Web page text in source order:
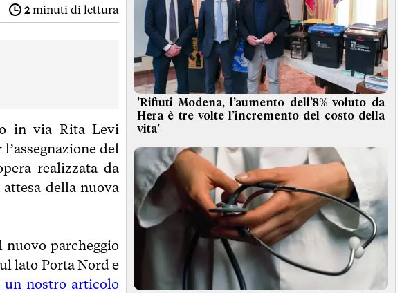
2minuti di lettura
in via Rita Levi
del
realizzata da
della nuova
parcheggio
lato Porta Nord e
un nostro articolo
'Rifiuti Modena, l’aumento dell’8% voluto da
Hera è tre volte l’incremento del costo della
vita'